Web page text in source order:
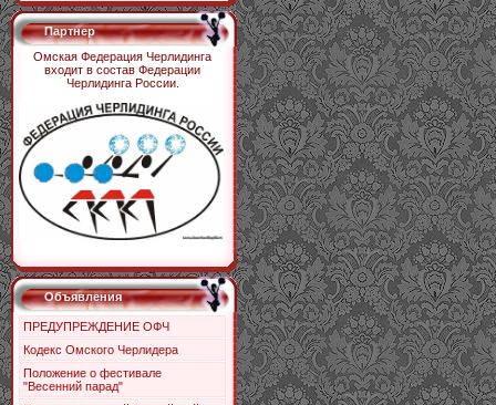
Партнер
Омская Федерация Черлидинга
входит в состав Федерации
Черлидинга России.
Объявления
ПРЕДУПРЕЖДЕНИЕ ОФЧ
Кодекс Омского Черлидера
Положение о фестивале
"Весенний парад"